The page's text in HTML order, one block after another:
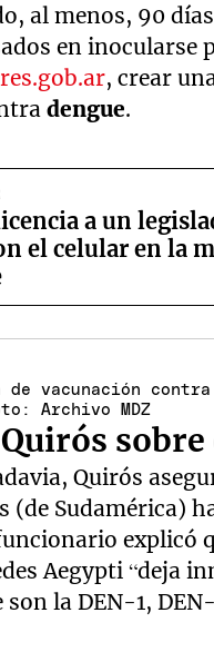
al menos, 90
en inocularse
, crear
dengue.
a un
el celular en la
de vacunación
Archivo MDZ
sobre
Quirós
(de Sudamérica)
explicó
Aegypti “deja
la DEN-1,